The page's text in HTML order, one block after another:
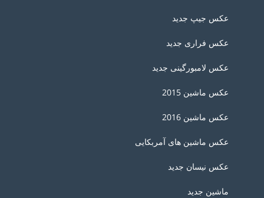
عکس جیپ جدید
عکس فراری جدید
عکس لامبورگینی جدید
عکس ماشین 2015
عکس ماشین 2016
عکس ماشین های آمربکایی
عکس نیسان جدید
ماشین جدید